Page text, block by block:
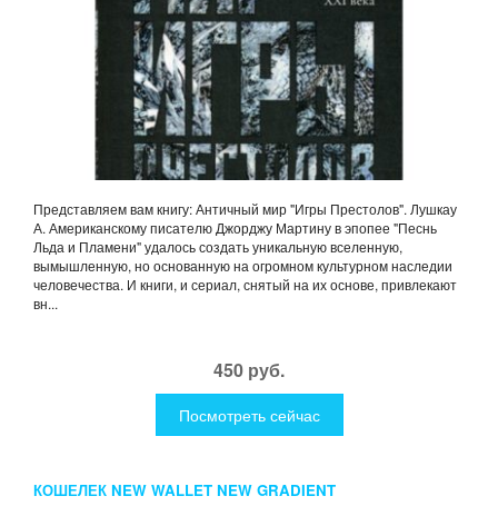
Представляем вам книгу: Античный мир "Игры Престолов". Лушкау
А. Американскому писателю Джорджу Мартину в эпопее "Песнь
Льда и Пламени" удалось создать уникальную вселенную,
вымышленную, но основанную на огромном культурном наследии
человечества. И книги, и сериал, снятый на их основе, привлекают
вн...
450 руб.
Посмотреть сейчас
КОШЕЛЕК NEW WALLET NEW GRADIENT